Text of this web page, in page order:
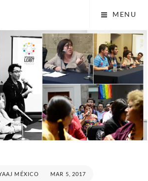
Transformando tuMENU
MÉXICO
POSTED
MAR 5, 2017